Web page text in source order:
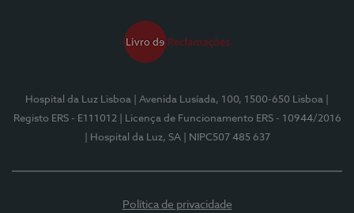
Hospital da Luz Lisboa | Avenida Lusíada, 100, 1500-650 Lisboa
Registo ERS - E111012
| Licença de Funcionamento ERS - 10944/2016
| Hospital da Luz, SA
| NIPC507 485 637
Política de privacidade